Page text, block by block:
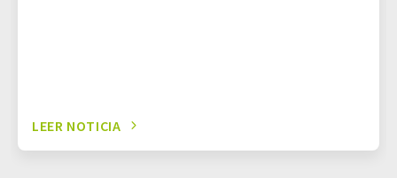
LEER NOTICIA